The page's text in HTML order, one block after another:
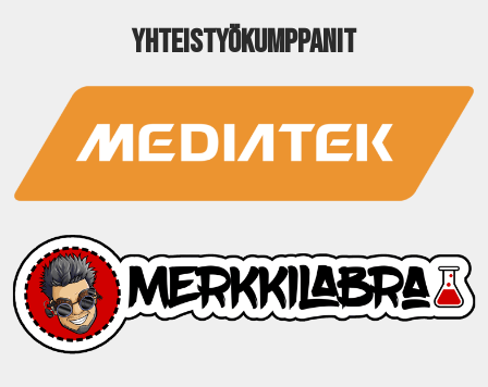
Yhteistyökumppanit